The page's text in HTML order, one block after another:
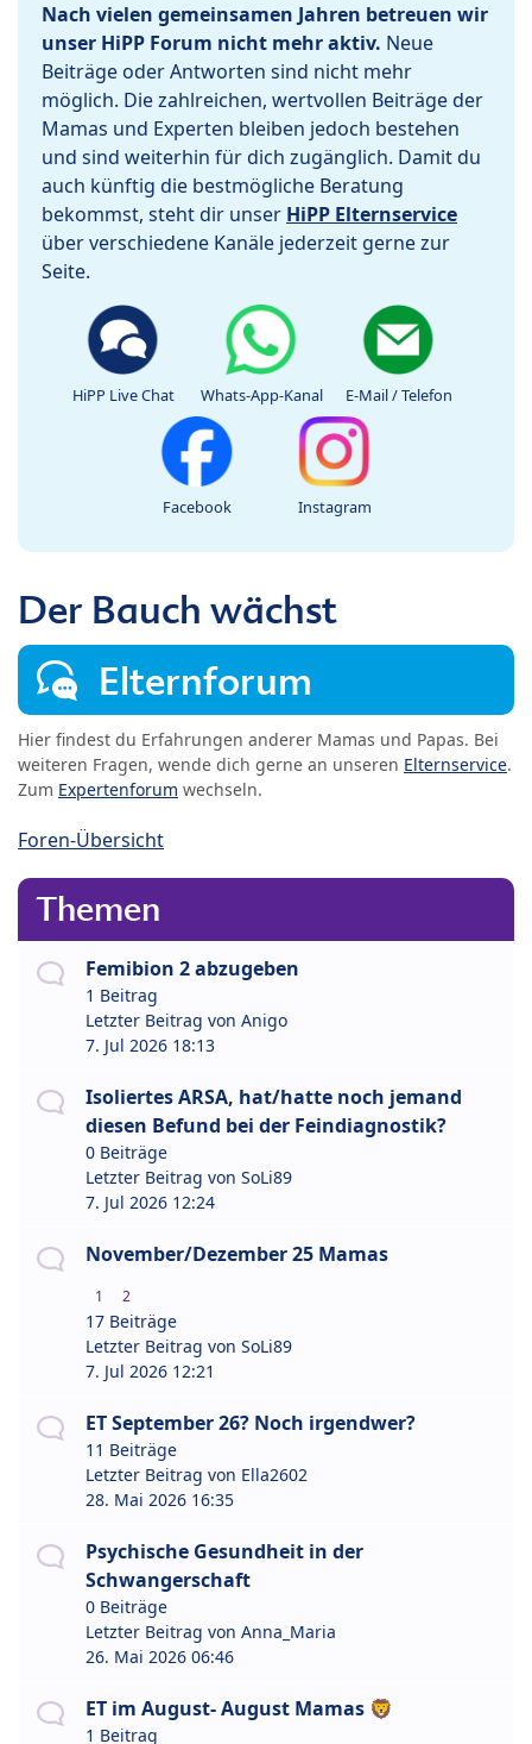
Nach vielen gemeinsamen Jahren betreuen wir
unser HiPP Forum nicht mehr aktiv. Neue
Beiträge oder Antworten sind nicht mehr
möglich. Die zahlreichen, wertvollen Beiträge der
Mamas und Experten bleiben jedoch bestehen
und sind weiterhin für dich zugänglich. Damit du
auch künftig die bestmögliche Beratung
bekommst, steht dir unser HiPP Elternservice
über verschiedene Kanäle jederzeit gerne zur
Seite.
HiPP Live Chat Whats-App-Kanal E-Mail / Telefon
Facebook Instagram
Der Bauch wächst
Elternforum
Hier findest du Erfahrungen anderer Mamas und Papas. Bei
weiteren Fragen, wende dich gerne an unseren Elternservice.
Zum Expertenforum wechseln.
Foren-Übersicht
Themen
Femibion 2 abzugeben
1 Beitrag
Letzter Beitrag von Anigo
7. Jul 2026 18:13
Isoliertes ARSA, hat/hatte noch jemand
diesen Befund bei der Feindiagnostik?
0 Beiträge
Letzter Beitrag von SoLi89
7. Jul 2026 12:24
November/Dezember 25 Mamas
1 2
17 Beiträge
Letzter Beitrag von SoLi89
7. Jul 2026 12:21
ET September 26? Noch irgendwer?
11 Beiträge
Letzter Beitrag von Ella2602
28. Mai 2026 16:35
Psychische Gesundheit in der
Schwangerschaft
0 Beiträge
Letzter Beitrag von Anna_Maria
26. Mai 2026 06:46
ET im August- August Mamas 🦁
1 Beitrag